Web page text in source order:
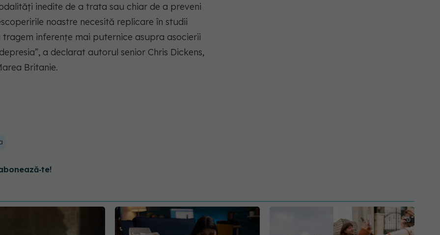
inedite de a trata sau chiar de a preveni
noastre necesită replicare în studii
inferențe mai puternice asupra asocierii
a declarat autorul senior Chris Dickens,
Britanie.